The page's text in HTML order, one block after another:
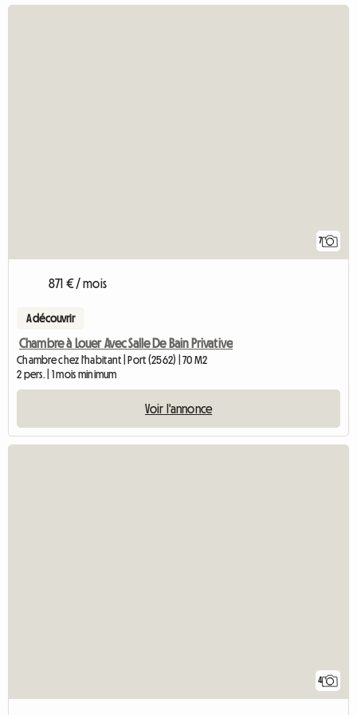
7
871 € / mois
A découvrir
Chambre à Louer Avec Salle De Bain Privative
Chambre chez l'habitant | Port (2562) | 70 M2
2 pers. | 1 mois minimum
Voir l'annonce
4